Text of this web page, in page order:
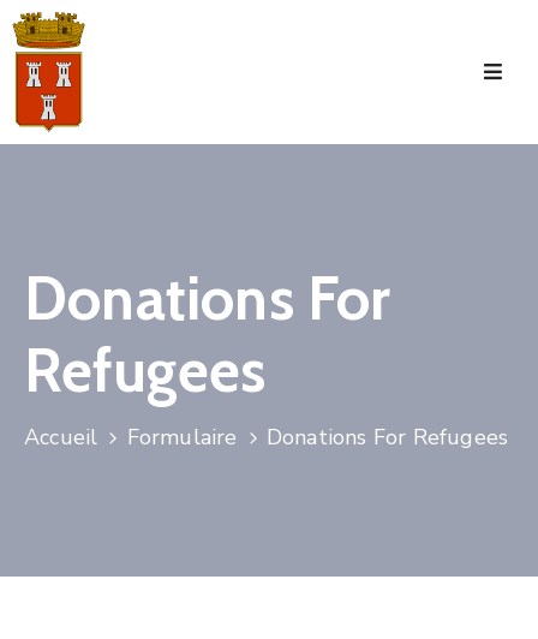
Accueil
Manifestations
Vie
Municipale
Services
Donations For
Refugees
Accueil Formulaire Donations For Refugees